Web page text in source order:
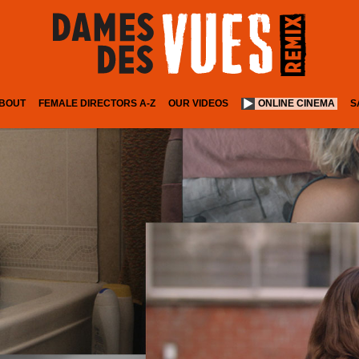
FEMALE DIRECTORS A-Z OUR VIDEOS ONLINE CINEMA